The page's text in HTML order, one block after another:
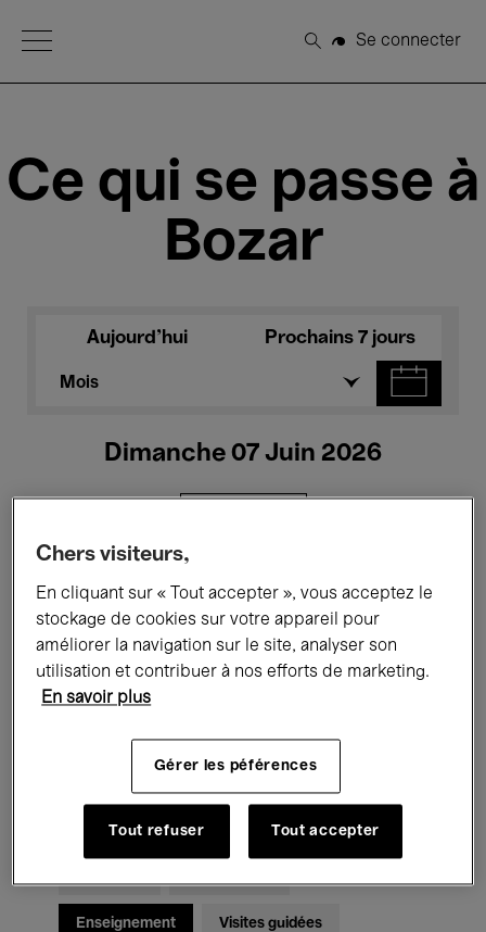
Open Menu
Rechercher
Se connecter
Ce qui se passe à
Bozar
Aujourd'hui Prochains 7 jours
Mois
Dimanche 07 Juin 2026
Tous les événements Concerts
Expositions Performances
Rencontres & Débats
Musique classique Global Music
Enseignement Visites guidées
Chers visiteurs,
En cliquant sur « Tout accepter », vous acceptez le
stockage de cookies sur votre appareil pour
améliorer la navigation sur le site, analyser son
utilisation et contribuer à nos efforts de marketing.
En savoir plus
Gérer les péférences
Tout refuser Tout accepter